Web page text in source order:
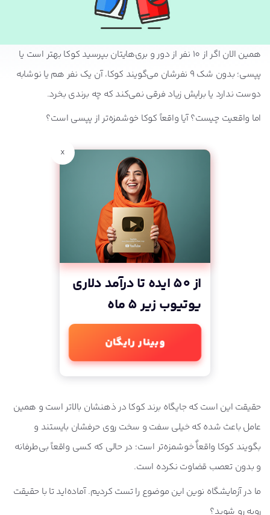
همین الان اگر از 10 نفر از دور و بری‌هایتان بپرسید کوکا بهتر است یا
پپسی؛ بدون شک 9 نفرشان می‌گویند کوکا، آن یک نفر هم یا نوشابه
دوست ندارد یا برایش زیاد فرقی نمی‌کند که چه برندی بخرد.
اما واقعیت چیست؟ آیا واقعاً کوکا خوشمزه‌تر از پپسی است؟
x
از 50 ایده تا درآمد دلاری
یوتیوب زیر 5 ماه
وبینار رایگان
حقیقت این است که جایگاه برند کوکا در ذهنشان بالاتر است و همین
عامل باعث شده که خیلی سفت و سخت روی حرفشان بایستند و
بگویند کوکا واقعاٌ خوشمزه‌تر است؛ در حالی که کسی واقعاً بی‌طرفانه
و بدون تعصب قضاوت نکرده است.
ما در آزمایشگاه نوین این موضوع را تست کردیم. آماده‌اید تا با حقیقت
رو‌به رو شوید؟